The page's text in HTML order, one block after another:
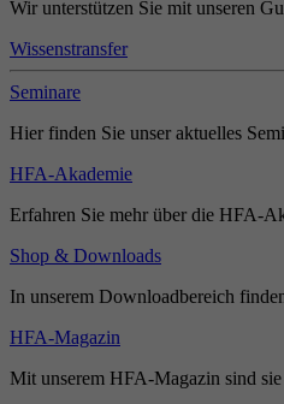
Wir unterstützen Sie mit unseren
Wissenstransfer
Seminare
Hier finden Sie unser aktuelles
HFA-Akademie
Erfahren Sie mehr über die HFA-
Shop & Downloads
In unserem Downloadbereich
HFA-Magazin
Mit unserem HFA-Magazin sind